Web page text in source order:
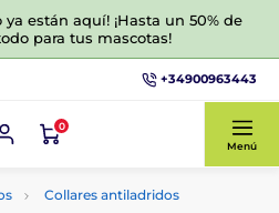
están aquí! ¡Hasta un 50% de
para tus mascotas!
+34900963443
0
Menú
Collares antiladridos